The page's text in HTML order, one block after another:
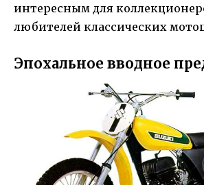
интересным для
любителей классических
Эпохальное вводное